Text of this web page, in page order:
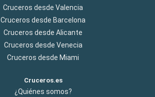
Cruceros desde Valencia
Cruceros desde Barcelona
Cruceros desde Alicante
Cruceros desde Venecia
Cruceros desde Miami
Cruceros.es
¿Quiénes somos?